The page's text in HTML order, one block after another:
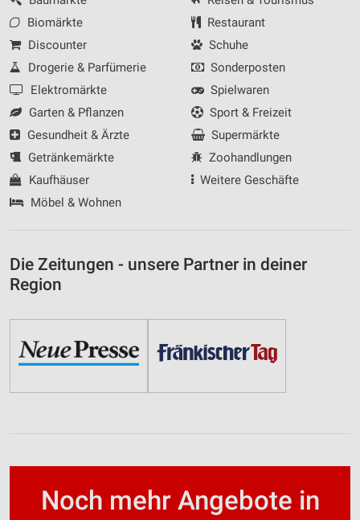
Biomärkte
Discounter
Drogerie & Parfümerie
Elektromärkte
Garten & Pflanzen
Gesundheit & Ärzte
Getränkemärkte
Kaufhäuser
Möbel & Wohnen
Restaurant
Schuhe
Sonderposten
Spielwaren
Sport & Freizeit
Supermärkte
Zoohandlungen
Weitere Geschäfte
Die Zeitungen - unsere Partner in deiner
Region
Noch mehr Angebote in